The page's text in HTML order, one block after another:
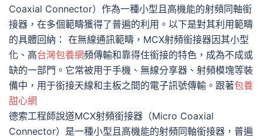
Coaxial Connector）作為一種小型且高機能的射頻同軸銜
接器，在多個範疇獲得了普遍的利用。以下是對其利用範疇
的具體回納： 在無線通訊範疇，MCX射頻銜接器因其小型
化、高台灣包養網頻傳輸和靠得住銜接的特色，成為不成或
缺的一部門。它常被用于手機、無線分享器、射頻模塊等裝
備中，用于銜接天線和主板之間的電子訊號傳輸。跟著包養
甜心網
德索工程師說道MCX射頻銜接器（Micro Coaxial
Connector）是一種小型且高機能的射頻同軸銜接器，普遍